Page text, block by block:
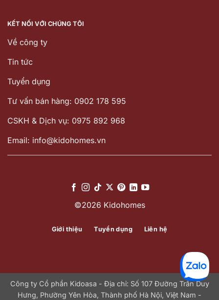
KẾT NỐI VỚI CHÚNG TÔI
Về công ty
Tin tức
Tuyển dụng
Tư vấn bán hàng: 0902 178 595
CSKH & Dịch vụ: 0975 892 968
Email: info@kidohomes.vn
©2026 Kidohomes
Giới thiệu Tuyển dụng Liên hệ
Công ty Cổ phần Kidoasa - Địa chỉ: Số 107 Đường Trần Duy
Hưng, Phường Yên Hòa, Thành phố Hà Nội, Việt Nam -